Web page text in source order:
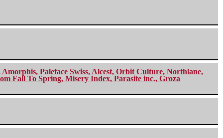
Paleface Swiss, Alcest, Orbit Culture, Northlane,
Fall To Spring, Misery Index, Parasite inc., Groza